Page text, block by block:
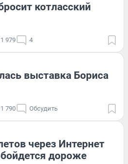
котласский
1 979 4
выставка Бориса
1 790 Обсудить
через Интернет
дороже